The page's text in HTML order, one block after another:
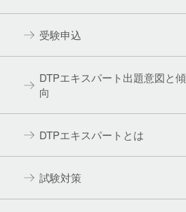
受験申込
DTPエキスパート出題意図と傾
向
DTPエキスパートとは
試験対策